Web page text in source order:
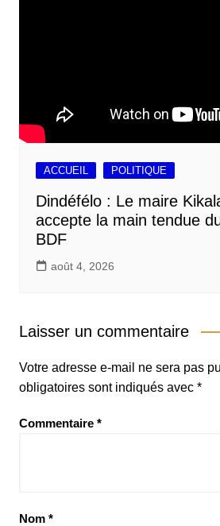
ACCUEIL POLITIQUE
Dindéfélo : Le maire
accepte la main tendue
BDF
août 4, 2026
Laisser un commentaire
Votre adresse e-mail ne sera pas
obligatoires sont indiqués avec *
Commentaire *
Nom *